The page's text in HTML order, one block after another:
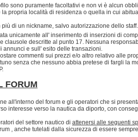
sono puramente facoltativi e non vi è alcun
propria località di residenza o quella in cui
di un nickname, salvo autorizzazione dello staff.
unicamente all' inserimento di inserzioni di
clausole descritte al punto 17. Nessuna
e sull' esito delle transazioni.
commenti sui prezzi e/o altro relativo alle
senza che nessuno abbia pretese di fargli la
FORUM
all'interno del forum e gli operatori che si
interesse verso la nautica da diporto, con
del settore nautico di attenersi alle seguenti
, anche tutelati dalla sicurezza di essere